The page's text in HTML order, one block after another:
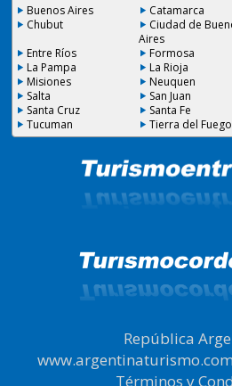
Buenos Aires Catamarca
Chubut
Ciudad de
Aires
Entre Ríos
Formosa
La Pampa
La Rioja
Misiones
Neuquen
Salta
San Juan
Santa Cruz
Santa Fe
Tucuman
Tierra del Fuego
República
Términos y